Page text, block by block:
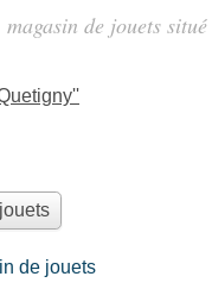
de jouets situé
de jouets